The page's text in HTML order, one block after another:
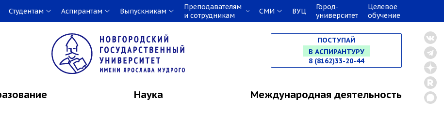
Студентам Аспирантам Выпускникам
Преподавателям
и сотрудникам
СМИ ВУЦ
Город-
университет
Целевое
обучение
ПОСТУПАЙ
НА СПЕЦИАЛИТЕТ
В МАГИСТРАТУРУ
8 (8162)33-20-44
Наука Международная деятельность